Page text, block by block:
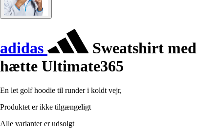
adidas
Sweatshirt med
hætte Ultimate365
En let golf hoodie til runder i koldt vejr,
Produktet er ikke tilgængeligt
Alle varianter er udsolgt